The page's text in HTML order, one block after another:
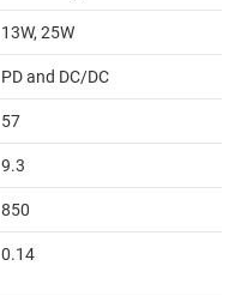
13W, 25W
PD and DC/DC
57
9.3
850
0.14